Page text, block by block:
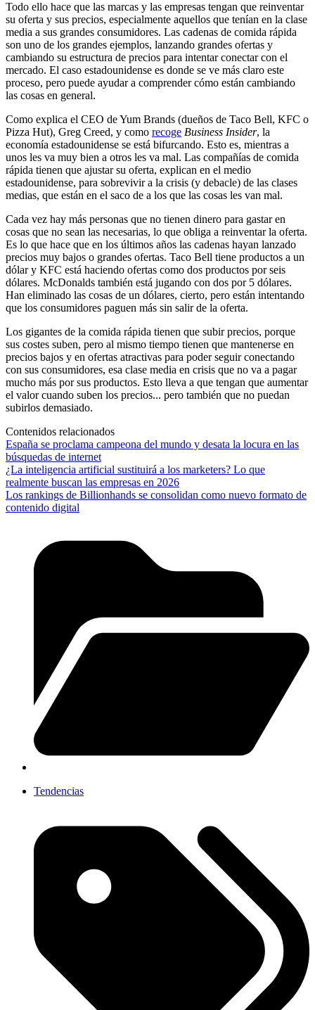
Todo ello hace que las marcas y las empresas tengan que reinventar
su oferta y sus precios, especialmente aquellos que tenían en la clase
media a sus grandes consumidores. Las cadenas de comida rápida
son uno de los grandes ejemplos, lanzando grandes ofertas y
cambiando su estructura de precios para intentar conectar con el
mercado. El caso estadounidense es donde se ve más claro este
proceso, pero puede ayudar a comprender cómo están cambiando
las cosas en general.
Como explica el CEO de Yum Brands (dueños de Taco Bell, KFC o
Pizza Hut), Greg Creed, y como recoge Business Insider, la
economía estadounidense se está bifurcando. Esto es, mientras a
unos les va muy bien a otros les va mal. Las compañías de comida
rápida tienen que ajustar su oferta, explican en el medio
estadounidense, para sobrevivir a la crisis (y debacle) de las clases
medias, que están en el saco de a los que las cosas les van mal.
Cada vez hay más personas que no tienen dinero para gastar en
cosas que no sean las necesarias, lo que obliga a reinventar la oferta.
Es lo que hace que en los últimos años las cadenas hayan lanzado
precios muy bajos o grandes ofertas. Taco Bell tiene productos a un
dólar y KFC está haciendo ofertas como dos productos por seis
dólares. McDonalds también está jugando con dos por 5 dólares.
Han eliminado las cosas de un dólares, cierto, pero están intentando
que los consumidores paguen más sin salir de la oferta.
Los gigantes de la comida rápida tienen que subir precios, porque
sus costes suben, pero al mismo tiempo tienen que mantenerse en
precios bajos y en ofertas atractivas para poder seguir conectando
con sus consumidores, esa clase media en crisis que no va a pagar
mucho más por sus productos. Esto lleva a que tengan que aumentar
el valor cuando suben los precios... pero también que no puedan
subirlos demasiado.
Contenidos relacionados
España se proclama campeona del mundo y desata la locura en las
búsquedas de internet
¿La inteligencia artificial sustituirá a los marketers? Lo que
realmente buscan las empresas en 2026
Los rankings de Billionhands se consolidan como nuevo formato de
contenido digital
Tendencias